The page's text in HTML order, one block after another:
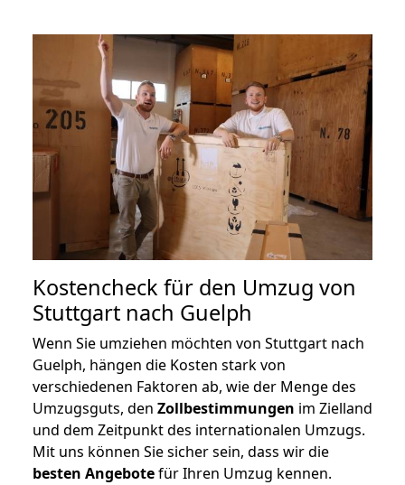
Kostencheck für den Umzug von
Stuttgart nach Guelph
Wenn Sie umziehen möchten von Stuttgart nach
Guelph, hängen die Kosten stark von
verschiedenen Faktoren ab, wie der Menge des
Umzugsguts, den Zollbestimmungen im Zielland
und dem Zeitpunkt des internationalen Umzugs.
Mit uns können Sie sicher sein, dass wir die
besten Angebotefür Ihren Umzug kennen.